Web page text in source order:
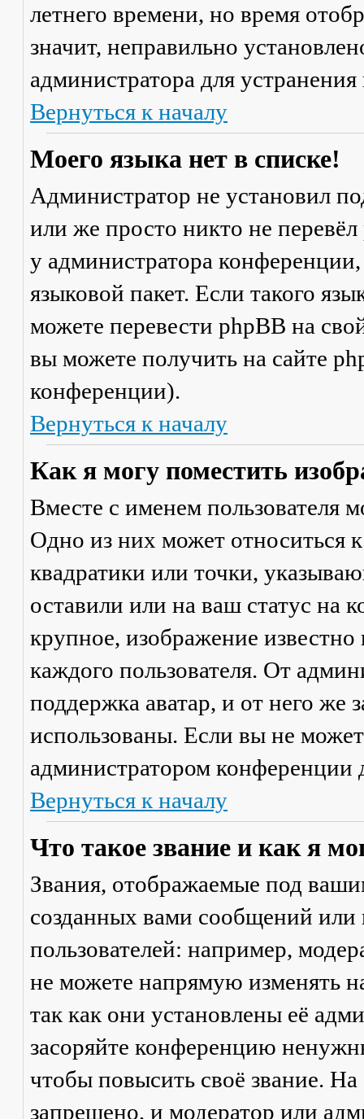
летнего времени, но время
значит, неправильно
администратора для
Вернуться к началу
Моего языка нет в списке!
Администратор не установил
или же просто никто не
у администратора
языковой пакет. Если такого
можете перевести phpBB на
вы можете получить на сайте
конференции).
Вернуться к началу
Как я могу поместить
Вместе с именем пользователя
Одно из них может относиться
квадратики или точки,
оставили или на ваш статус на
крупное, изображение
каждого пользователя. От
поддержка аватар, и от него же
использованы. Если вы не
администратором конференции
Вернуться к началу
Что такое звание и как я
Звания, отображаемые под
созданных вами сообщений
пользователей: например,
не можете напрямую изменять
так как они установлены её
засоряйте конференцию
чтобы повысить своё звание.
запрещено, и модератор или